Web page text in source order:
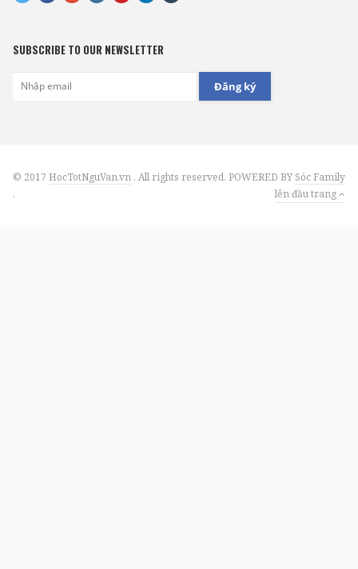
SUBSCRIBE TO OUR NEWSLETTER
Đăng ký
© 2017 HocTotNguVan.vn . All rights reserved. POWERED BY Sóc Family
.
lên đầu trang